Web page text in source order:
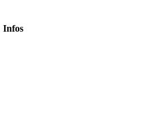
Infos